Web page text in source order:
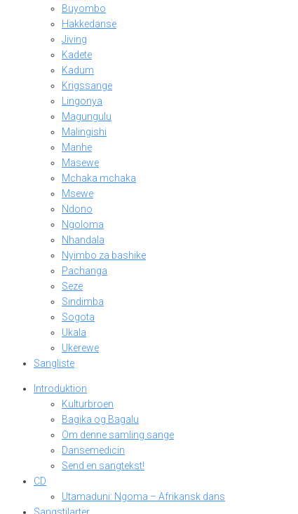
Buyombo
Hakkedanse
Jiving
Kadete
Kadum
Krigssange
Lingonya
Magungulu
Malingishi
Manhe
Masewe
Mchaka mchaka
Msewe
Ndono
Ngoloma
Nhandala
Nyimbo za bashike
Pachanga
Seze
Sindimba
Sogota
Ukala
Ukerewe
Sangliste
Introduktion
Kulturbroen
Bagika og Bagalu
Om denne samling sange
Dansemedicin
Send en sangtekst!
CD
Utamaduni: Ngoma – Afrikansk dans